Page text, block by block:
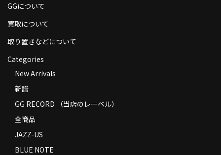
返品
特定商取引法に基づく表示
Contact
GGについて
買取について
取り置きなどについて
Categories
New Arrivals
新譜
GG RECORD （当店のレーベル）
全商品
JAZZ-US
BLUE NOTE